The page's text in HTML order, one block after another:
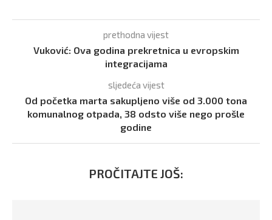
prethodna vijest
Vuković: Ova godina prekretnica u evropskim
integracijama
sljedeća vijest
Od početka marta sakupljeno više od 3.000 tona
komunalnog otpada, 38 odsto više nego prošle
godine
PROČITAJTE JOŠ: